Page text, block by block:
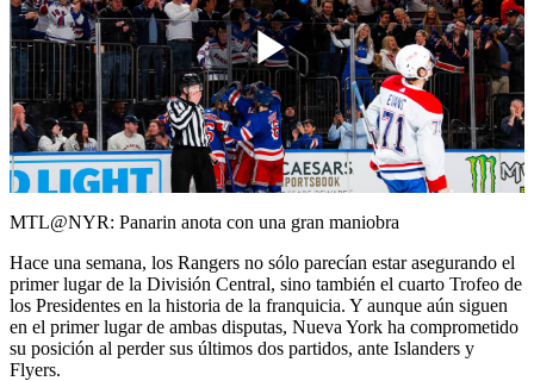
Play
Video
MTL@NYR: Panarin anota con una gran maniobra
Hace una semana, los Rangers no sólo parecían estar asegurando el
primer lugar de la División Central, sino también el cuarto Trofeo de
los Presidentes en la historia de la franquicia. Y aunque aún siguen
en el primer lugar de ambas disputas, Nueva York ha comprometido
su posición al perder sus últimos dos partidos, ante Islanders y
Flyers.